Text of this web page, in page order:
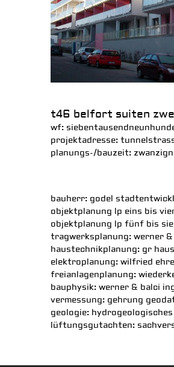
t46 belfort suiten
wf:
projektadresse:
planungs-/bauzeit:
bauherr: godel
objektplanung lp eins bis
objektplanung lp fünf bis
tragwerksplanung: werner
haustechnikplanung: gr
elektroplanung: wilfried
freianlagenplanung:
bauphysik: werner & balci
vermessung: gehrung
geologie:
lüftungsgutachten: